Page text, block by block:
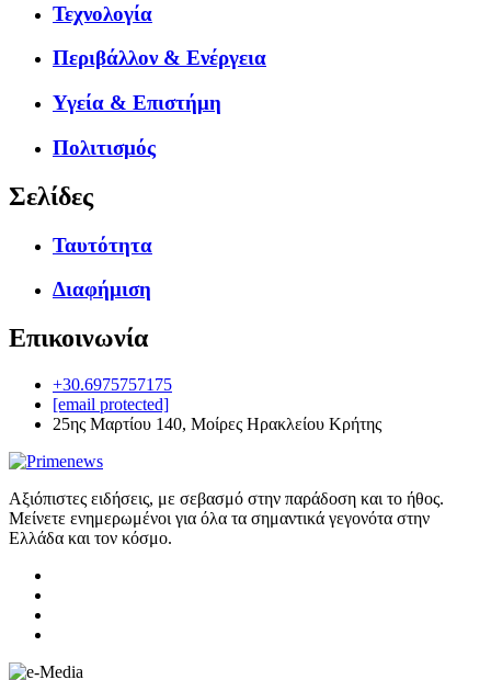
Τεχνολογία
Περιβάλλον & Ενέργεια
Υγεία & Επιστήμη
Πολιτισμός
Σελίδες
Ταυτότητα
Διαφήμιση
Επικοινωνία
+30.6975757175
[email protected]
25ης Μαρτίου 140, Μοίρες Ηρακλείου Κρήτης
Αξιόπιστες ειδήσεις, με σεβασμό στην παράδοση και το ήθος.
Μείνετε ενημερωμένοι για όλα τα σημαντικά γεγονότα στην
Ελλάδα και τον κόσμο.